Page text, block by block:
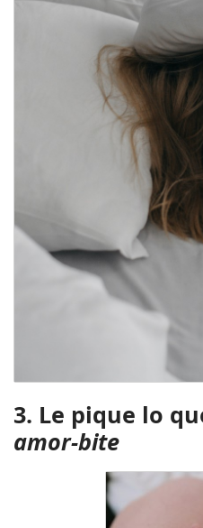
3. Le pique lo
amor-bite